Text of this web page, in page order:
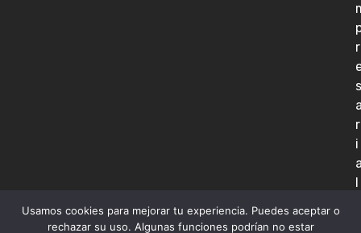
r
s
r
i
l
Usamos cookies para mejorar tu experiencia. Puedes aceptar o
rechazar su uso. Algunas funciones podrían no estar